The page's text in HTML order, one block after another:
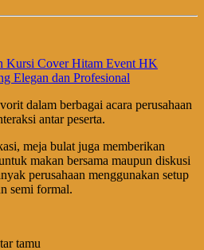
Kursi Cover Hitam Event HK
Elegan dan Profesional
dalam berbagai acara perusahaan
antar peserta.
meja bulat juga memberikan
makan bersama maupun diskusi
perusahaan menggunakan setup
semi formal.
tamu